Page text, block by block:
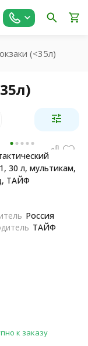
(<35л)
30 л, мультикам,
ТАЙФ
Россия
ТАЙФ
к заказу